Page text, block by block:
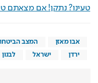
טעינו? נתקן! אם מצאתם
אבו מאזן המצב הביטחוני
ירדן
ישראל לבנון